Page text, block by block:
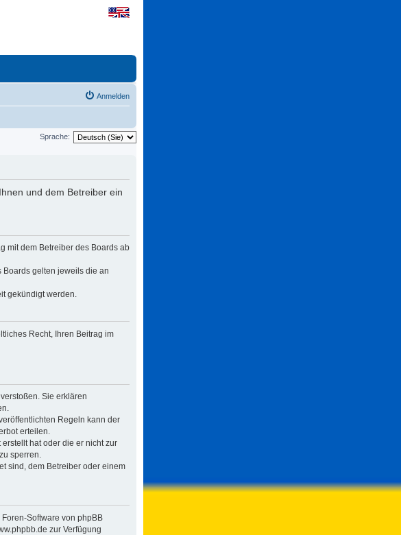
Anmelden
Sprache:
und dem Betreiber ein
mit dem Betreiber des Boards ab
Boards gelten jeweils die an
gekündigt werden.
Recht, Ihren Beitrag im
Sie erklären
Regeln kann der
erteilen.
hat oder die er nicht zur
sperren.
sind, dem Betreiber oder einem
Software von phpBB
zur Verfügung